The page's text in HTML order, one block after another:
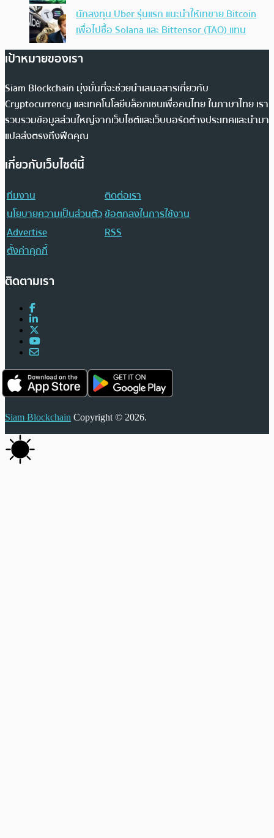
นักลงทุน Uber รุ่นแรก แนะนำให้เทขาย Bitcoin
เพื่อไปซื้อ Solana และ Bittensor (TAO) แทน
เป้าหมายของเรา
Siam Blockchain มุ่งมั่นที่จะช่วยนำเสนอสารเกี่ยวกับ
Cryptocurrency และเทคโนโลยีบล็อกเชนเพื่อคนไทย ในภาษาไทย เรา
รวบรวมข้อมูลส่วนใหญ่จากเว็บไซต์และเว็บบอร์ดต่างประเทศและนำมา
แปลส่งตรงถึงฟีดคุณ
เกี่ยวกับเว็บไซต์นี้
ทีมงาน
ติดต่อเรา
นโยบายความเป็นส่วนตัวข้อตกลงในการใช้งาน
Advertise
RSS
ตั้งค่าคุกกี้
ติดตามเรา
Siam Blockchain Copyright © 2026.